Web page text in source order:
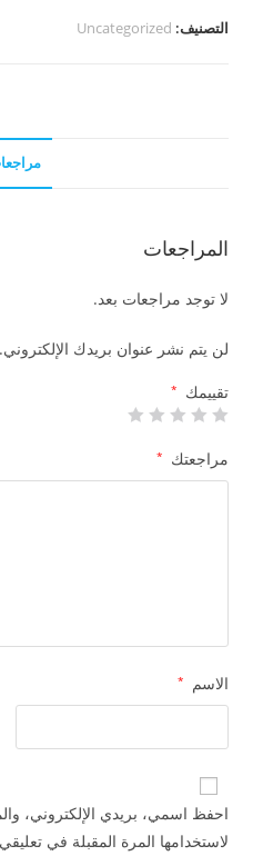
كاملة
التصنيف: Uncategorized
المراجعات
لا توجد مراجعات بعد.
لن يتم نشر عنوان بريدك الإلكتروني.
تقييمك *
مراجعتك *
الاسم *
احفظ اسمي، بريدي الإلكتروني،
لاستخدامها المرة المقبلة في